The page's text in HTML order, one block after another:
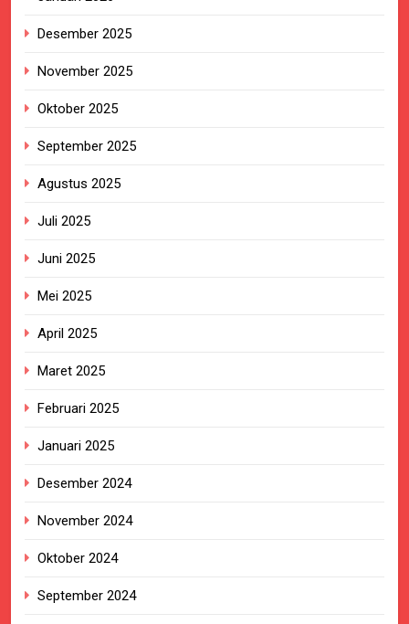
Desember 2025
November 2025
Oktober 2025
September 2025
Agustus 2025
Juli 2025
Juni 2025
Mei 2025
April 2025
Maret 2025
Februari 2025
Januari 2025
Desember 2024
November 2024
Oktober 2024
September 2024